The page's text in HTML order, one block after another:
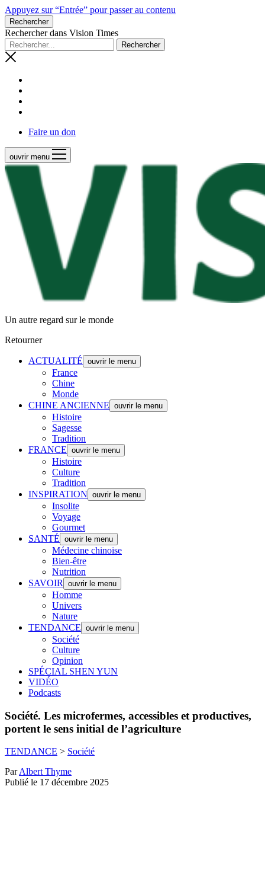
Appuyez sur “Entrée” pour passer au contenu
Rechercher
Rechercher dans Vision Times
Faire un don
ouvrir menu
Un autre regard sur le monde
Retourner
ACTUALITÉ ouvrir le menu
France
Chine
Monde
CHINE ANCIENNE ouvrir le menu
Histoire
Sagesse
Tradition
FRANCE ouvrir le menu
Histoire
Culture
Tradition
INSPIRATION ouvrir le menu
Insolite
Voyage
Gourmet
SANTÉ ouvrir le menu
Médecine chinoise
Bien-être
Nutrition
SAVOIR
ouvrir le menu
Homme
Univers
Nature
TENDANCE ouvrir le menu
Société
Culture
Opinion
SPÉCIAL SHEN YUN
VIDÉO
Podcasts
Société. Les microfermes, accessibles et productives,
portent le sens initial de l’agriculture
TENDANCE > Société
ParAlbert Thyme
Publié le 17 décembre 2025